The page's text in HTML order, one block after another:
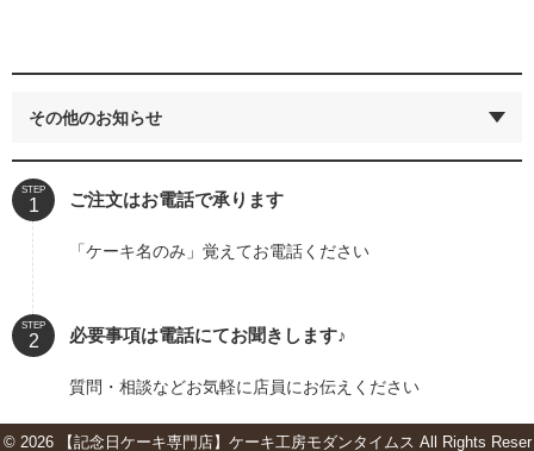
その他のお知らせ
STEP ご注文はお電話で承ります
「ケーキ名のみ」覚えてお電話ください
STEP 必要事項は電話にてお聞きします♪
質問・相談などお気軽に店員にお伝えください
© 2026 【記念日ケーキ専門店】ケーキ工房モダンタイムス All Rights Reser